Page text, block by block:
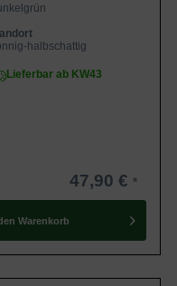
halbschattig
Lieferbar ab KW43
47,90 €
Warenkorb